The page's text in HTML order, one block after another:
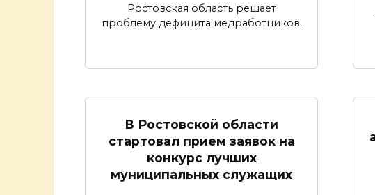
Ростовская область решает
проблему дефицита медработников.
В Ростовской области
стартовал прием заявок на
конкурс лучших
муниципальных служащих